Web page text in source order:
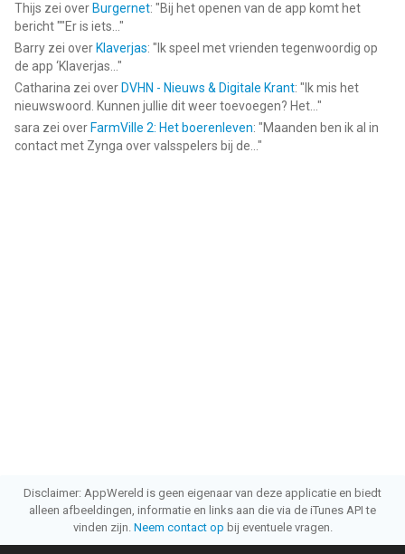
Thijs zei over Burgernet: "Bij het openen van de app komt het
bericht ""Er is iets... "
Barry zei over Klaverjas: " Ik speel met vrienden tegenwoordig op
de app ‘Klaverjas... "
Catharina zei over DVHN - Nieuws & Digitale Krant: " Ik mis het
nieuwswoord. Kunnen jullie dit weer toevoegen? Het... "
sara zei over FarmVille 2: Het boerenleven: "Maanden ben ik al in
contact met Zynga over valsspelers bij de... "
Disclaimer: AppWereld is geen eigenaar van deze applicatie en biedt
alleen afbeeldingen, informatie en links aan die via de iTunes API te
vinden zijn. Neem contact op bij eventuele vragen.